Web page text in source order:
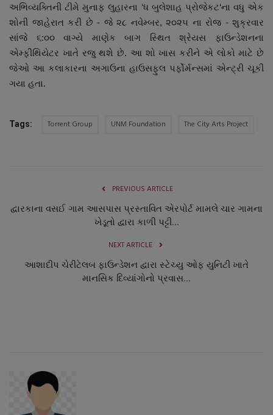
અભિવ્યક્તિની ટીમે મુનાફ લુહારના ‘ધ બુલેશાહ પ્રોજેકટ‘ના વધુ એક
શોની જાહેરાત કરી છે - જે ૨૮ નવેમ્બર, ૨૦૨૫ ના રોજ - શુક્રવાર
સાંજે ૬:૦૦ વાગ્યે માણેક બાગ સ્થિત શ્રેયસ ફાઉન્ડેશનના
એમ્ફીથિયેટર ખાતે રજુ થશે છે. આ શો ખાસ કરીને એ લોકો માટે છે
જેઓ આ કલાકારના અગાઉના હાઉસફુલ પર્ફોર્મન્સમાં એન્ટ્રી ચૂકી
ગયા હતા.
Tags: Torrent Group UNM Foundation The City Arts Project
PREVIOUS ARTICLE
દ્વારકાના વસઈ ગામ આસપાસ પ્રસ્તાવિત એરપોર્ટ મામલે ચાર ગામના
ખેડૂતો દ્વારા કાળી પટ્ટી...
NEXT ARTICLE
આશાદીપ ચેરીટેલબ ફાઉન્ડેશન દ્વારા સ્ટેચ્યુ ઓફ યુનિટી ખાતે
માનસિક દિવ્યાંગોનો પ્રવાસ...